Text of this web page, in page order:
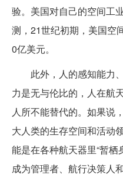
验。美国对自己的空间工
测，21世纪初期，美国空
0亿美元。
此外，人的感知能力、
力是无与伦比的，人在航
人所不能替代的。如果说
大人类的生存空间和活动
能是在各种航天器里“暂
成为管理者、航行决策人